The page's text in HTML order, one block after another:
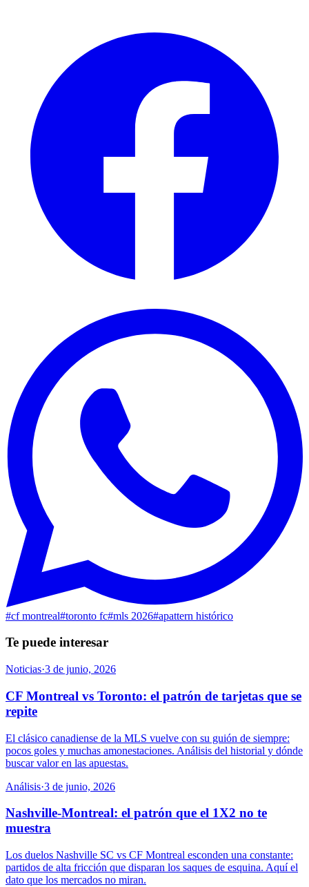
#cf montreal#toronto fc#mls 2026#apattern histórico
Te puede interesar
Noticias·3 de junio, 2026
CF Montreal vs Toronto: el patrón de tarjetas que se
repite
El clásico canadiense de la MLS vuelve con su guión de siempre:
pocos goles y muchas amonestaciones. Análisis del historial y dónde
buscar valor en las apuestas.
Análisis·3 de junio, 2026
Nashville-Montreal: el patrón que el 1X2 no te
muestra
Los duelos Nashville SC vs CF Montreal esconden una constante:
partidos de alta fricción que disparan los saques de esquina. Aquí el
dato que los mercados no miran.